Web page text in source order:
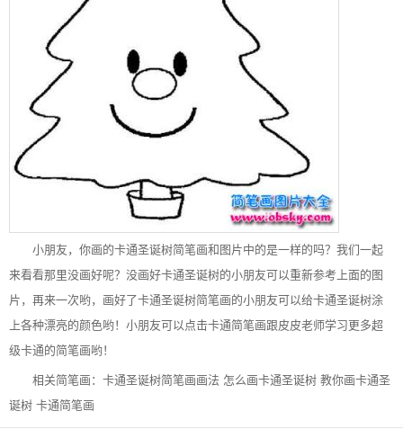
小朋友，你画的卡通圣诞树简笔画和图片中的是一样的吗？我们一起
来看看那里没画好呢？没画好卡通圣诞树的小朋友可以重新参考上面的图
片，再来一次哟，画好了卡通圣诞树简笔画的小朋友可以给卡通圣诞树涂
上各种漂亮的颜色哟！小朋友可以点击卡通简笔画跟皮皮老师学习更多超
级卡通的简笔画哟！
相关简笔画： 卡通圣诞树简笔画画法 怎么画卡通圣诞树 教你画卡通圣
诞树 卡通简笔画